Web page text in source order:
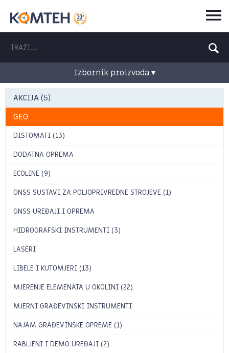
Izbornik proizvoda ▾
AKCIJA (5)
GEO
DISTOMATI (13)
DODATNA OPREMA
ECOLINE (9)
GNSS SUSTAVI ZA POLJOPRIVREDNE STROJEVE (1)
GNSS UREĐAJI I OPREMA
HIDROGRAFSKI INSTRUMENTI (3)
LASERI
LIBELE I KUTOMJERI (13)
MJERENJE ELEMENATA U OKOLINI (22)
MJERNI GRAĐEVINSKI INSTRUMENTI
NAJAM GRAĐEVINSKE OPREME (1)
RABLJENI I DEMO UREĐAJI (2)